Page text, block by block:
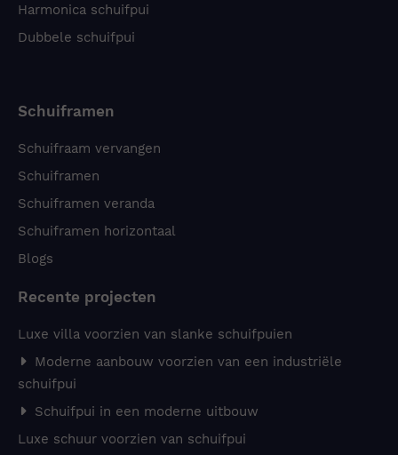
Harmonica schuifpui
Dubbele schuifpui
Schuiframen
Schuifraam vervangen
Schuiframen
Schuiframen veranda
Schuiframen horizontaal
Blogs
Recente projecten
Luxe villa voorzien van slanke schuifpuien
Moderne aanbouw voorzien van een industriële
schuifpui
Schuifpui in een moderne uitbouw
Luxe schuur voorzien van schuifpui